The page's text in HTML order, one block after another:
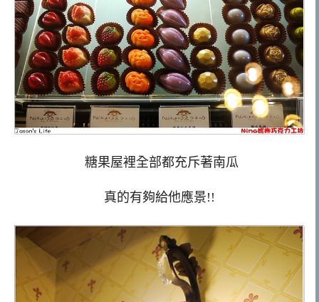
糖果屋裡全部都充斥著南瓜
真的有夠給他應景!!